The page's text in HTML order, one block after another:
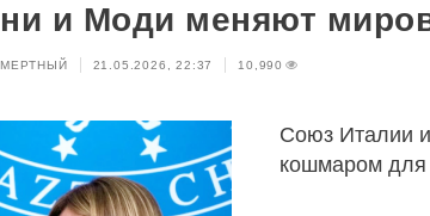
и Моди меняют
21.05.2026, 22:37 10,990
Союз Италии
кошмаром для